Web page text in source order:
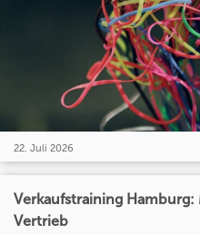
22. Juli 2026
Verkaufstraining Hamburg:
Vertrieb